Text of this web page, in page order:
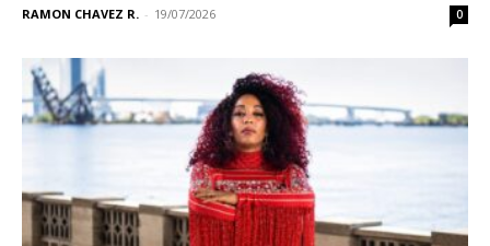
RAMON CHAVEZ R. - 19/07/2026 0